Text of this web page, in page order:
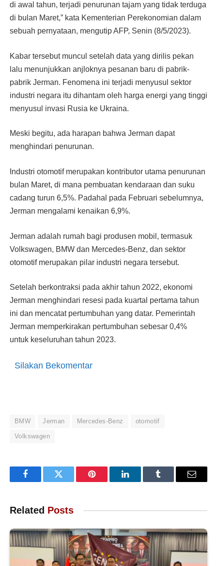
di awal tahun, terjadi penurunan tajam yang tidak terduga
di bulan Maret,” kata Kementerian Perekonomian dalam
sebuah pernyataan, mengutip AFP, Senin (8/5/2023).
Kabar tersebut muncul setelah data yang dirilis pekan
lalu menunjukkan anjloknya pesanan baru di pabrik-
pabrik Jerman. Fenomena ini terjadi menyusul sektor
industri negara itu dihantam oleh harga energi yang tinggi
menyusul invasi Rusia ke Ukraina.
Meski begitu, ada harapan bahwa Jerman dapat
menghindari penurunan.
Industri otomotif merupakan kontributor utama penurunan
bulan Maret, di mana pembuatan kendaraan dan suku
cadang turun 6,5%. Padahal pada Februari sebelumnya,
Jerman mengalami kenaikan 6,9%.
Jerman adalah rumah bagi produsen mobil, termasuk
Volkswagen, BMW dan Mercedes-Benz, dan sektor
otomotif merupakan pilar industri negara tersebut.
Setelah berkontraksi pada akhir tahun 2022, ekonomi
Jerman menghindari resesi pada kuartal pertama tahun
ini dan mencatat pertumbuhan yang datar. Pemerintah
Jerman memperkirakan pertumbuhan sebesar 0,4%
untuk keseluruhan tahun 2023.
Silakan Bekomentar
BMW Jerman Mercedes-Benz otomotif
Volkswagen
FacebookTwitter Pinterest LinkedInTumblr Email
Related Posts